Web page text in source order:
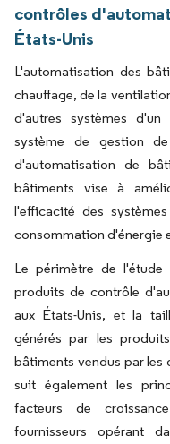
contrôles
États-Unis
L'automatisation des
chauffage, de la
d'autres systèmes
système de gestion
d'automatisation de
bâtiments vise à
l'efficacité des
consommation d'énergie
Le périmètre de l'étude
produits de contrôle
aux États-Unis, et la
générés par les
bâtiments vendus par les
suit également les
facteurs de
fournisseurs opérant